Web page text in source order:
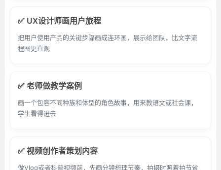
✅ UX设计师画用户旅程
把用户使用产品的关键步骤画成连环画，展示给团队，比文字流
程图更直观
✅ 老师做教学案例
画一个包容不同种族和体型的角色故事，用来教语文或社会课，
学生看得进去
✅ 视频创作者策划内容
做Vlog或者科普视频前，先画分镜梳理节奏，拍摄时照着拍节省